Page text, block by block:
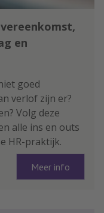
en
goed
verlof zijn er?
Volg deze
alle ins en outs
HR-praktijk.
Meer info